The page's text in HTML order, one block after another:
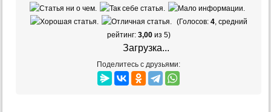
(Голосов: 4, средний
рейтинг: 3,00из 5)
Загрузка...
Поделитесь с друзьями: